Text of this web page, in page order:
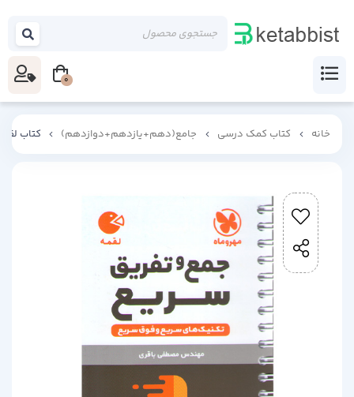
خانه کتاب کمک درسی جامع(دهم+یازدهم+دوازدهم) کتاب
0